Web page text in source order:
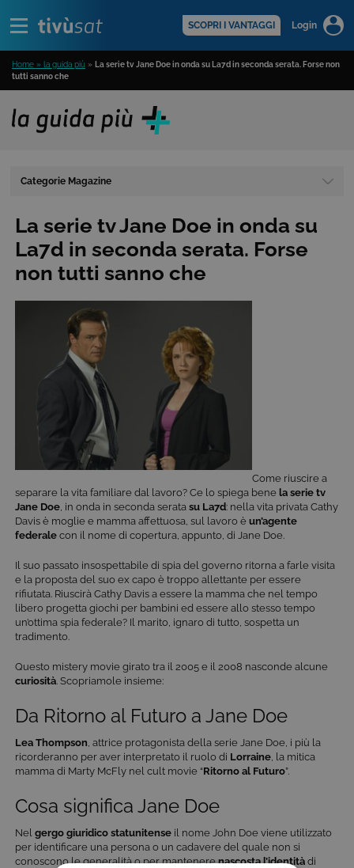
SCOPRI I VANTAGGI Login
Home » la guida più »
La serie tv Jane Doe in onda su La7d in seconda serata. Forse non
tutti sanno che
Categorie Magazine
La serie tv Jane Doe in onda su
La7d in seconda serata. Forse
non tutti sanno che
Come riuscire a
separare la vita familiare dal lavoro? Ce lo spiega bene la serie tv
Jane Doe , in onda in seconda serata su La7d: nella vita privata Cathy
Davis è moglie e mamma affettuosa, sul lavoro è un’agente
federale con il nome di copertura, appunto, di Jane Doe.
Il suo passato insospettabile di spia del governo ritorna a farle visita
e la proposta del suo ex capo è troppo allettante per essere
rifiutata. Riuscirà Cathy Davis a essere la mamma che nel tempo
libero progetta giochi per bambini ed essere allo stesso tempo
un’ottima spia federale? Il marito, ignaro di tutto, sospetta un
tradimento.
Questo mistery movie girato tra il 2005 e il 2008 nasconde alcune
curiosità . Scopriamole insieme:
Da Ritorno al Futuro a Jane Doe
Lea Thompson , attrice protagonista della serie Jane Doe, i più la
ricorderanno per aver interpretato il ruolo di Lorraine , la mitica
mamma di Marty McFly nel cult movie “Ritorno al Futuro”.
Cosa significa Jane Doe
Nel gergo giuridico statunitense il nome John Doe viene utilizzato
per identificare una persona o un cadavere del quale non si
conoscono le generalità o per mantenerenascosta l’identità di